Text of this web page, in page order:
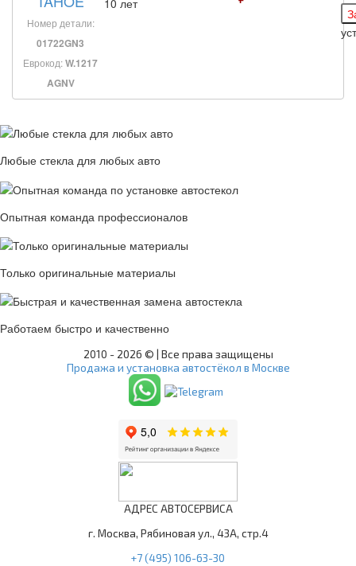
Номер детали:
01722GN3
Еврокод:W.1217
AGNV
10 лет
Любые стекла для любых авто
Опытная команда профессионалов
Только оригинальные материалы
Работаем быстро и качественно
2010 - 2026 © | Все права защищены
Продажа и установка автостёкол в Москве
АДРЕС АВТОСЕРВИСА
г. Москва, Рябиновая ул., 43А, стр.4
+7 (495) 106-63-30